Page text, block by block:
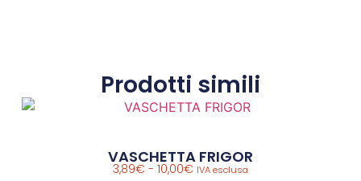
Prodotti simili
VASCHETTA FRIGOR
3,89€ - 10,00€ IVA esclusa